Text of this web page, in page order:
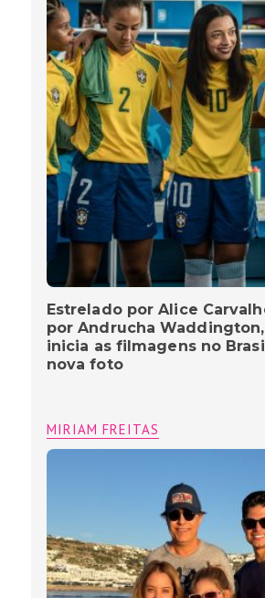
Estrelado por Alice
por Andrucha Waddington,
inicia as filmagens no
nova foto
MIRIAM FREITAS